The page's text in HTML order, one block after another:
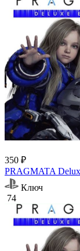
350 ₽
PRAGMATA
Ключ
74